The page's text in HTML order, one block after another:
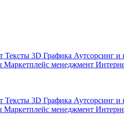
Тексты 3D Графика Аутсорсинг и
Маркетплейс менеджмент
Тексты 3D Графика Аутсорсинг и
Маркетплейс менеджмент